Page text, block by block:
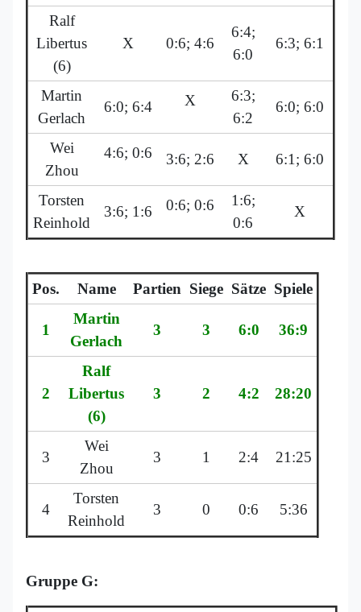
Ralf
Libertus
(6)
X 0:6; 4:6
6:4;
6:0
6:3; 6:1
Martin
Gerlach
6:0; 6:4 X
6:3;
6:2
6:0; 6:0
Wei
Zhou
4:6; 0:6 3:6; 2:6 X 6:1; 6:0
Torsten
Reinhold
3:6; 1:6 0:6; 0:6
1:6;
0:6
X
Pos. Name Partien Siege Sätze Spiele
1
Martin
Gerlach
3 3 6:0 36:9
2
Ralf
Libertus
(6)
3 2 4:2 28:20
3
Wei
Zhou
3 1 2:4 21:25
4
Torsten
Reinhold
3 0 0:6 5:36
Gruppe G: